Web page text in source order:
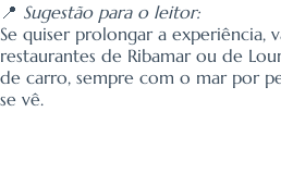
📍 Sugestão para o leitor:
Se quiser prolongar a experiência,
restaurantes de Ribamar ou de
de carro, sempre com o mar por
se vê.